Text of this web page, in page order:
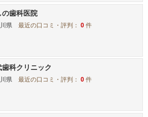
の歯科医院
県 最近の口コミ・評判：0 件
歯科クリニック
県 最近の口コミ・評判：0 件